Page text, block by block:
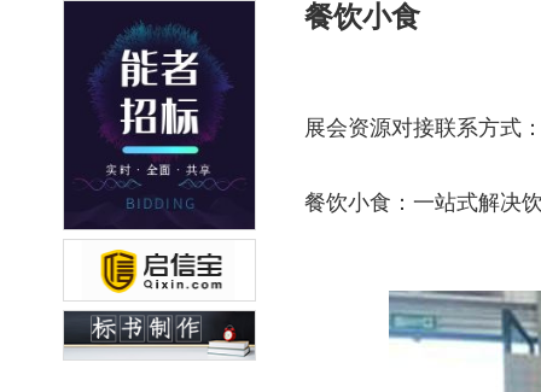
餐饮小食
展会资源对接联系方式
餐饮小食：一站式解决